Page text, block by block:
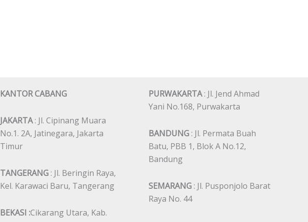
KANTOR CABANG
JAKARTA: Jl. Cipinang Muara
No.1. 2A, Jatinegara, Jakarta
Timur
TANGERANG : Jl. Beringin Raya,
Kel. Karawaci Baru, Tangerang
BEKASI :Cikarang Utara, Kab.
PURWAKARTA: Jl. Jend Ahmad
Yani No.168, Purwakarta
BANDUNG : Jl. Permata Buah
Batu, PBB 1, Blok A No.12,
Bandung
SEMARANG : Jl. Pusponjolo Barat
Raya No. 44